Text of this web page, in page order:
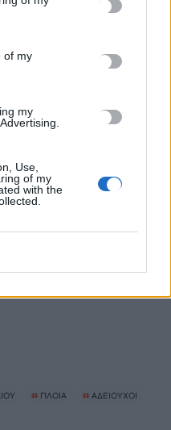
of my
my
Use,
of my
with the
ο πατέρας και σύζυγος
η υπόθεση – «Οχι» από τον
– Νεκρή 65χρονη
πυρκαγιάς: Σε
# ΠΛΟΙΑ # ΑΔΕΙΟΥΧΟΙ